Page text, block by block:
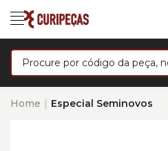
Home Especial Seminovos